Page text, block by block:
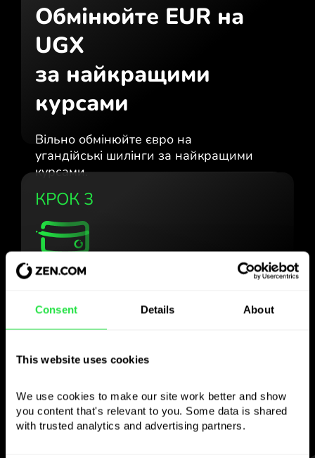
Consent Details About
This website uses cookies
We use cookies to make our site work better and show
you content that's relevant to you. Some data is shared
with trusted analytics and advertising partners.
Обмінюйте EUR на
UGX
за найкращими
курсами
Вільно обмінюйте євро на
угандійські шилінги за найкращими
курсами.
КРОК 3
обраною валютою
знімайте з банкоматів без
комісії, платіть мультивалютною карткою
— просто та без стресу.